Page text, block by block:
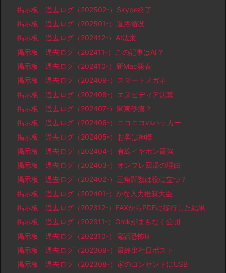
掲示板 過去ログ（202502-）Skype終了
掲示板 過去ログ（202501-）道路陥没
掲示板 過去ログ（202412-）AI法案
掲示板 過去ログ（202411-）この記事はAI？
掲示板 過去ログ（202410-）新Mac発表
掲示板 過去ログ（202409-）スマートメガネ
掲示板 過去ログ（202408-）エヌビディア決算
掲示板 過去ログ（202407-）関東砂漠？
掲示板 過去ログ（202406-）ニコニコvsハッカー
掲示板 過去ログ（202405-）お客は神様
掲示板 過去ログ（202404-）有線イヤホン最強
掲示板 過去ログ（202403-）オンプレ回帰の理由
掲示板 過去ログ（202402-）三角関数は役に立つ？
掲示板 過去ログ（202401-）かな入力推奨大臣
掲示板 過去ログ（202312-）FAXからPDFに移行した結果
掲示板 過去ログ（202311-）Grokがまもなく公開
掲示板 過去ログ（202310-）電話恐怖症
掲示板 過去ログ（202309-）最終出社日ポスト
掲示板 過去ログ（202308-）家のコンセントにUSB